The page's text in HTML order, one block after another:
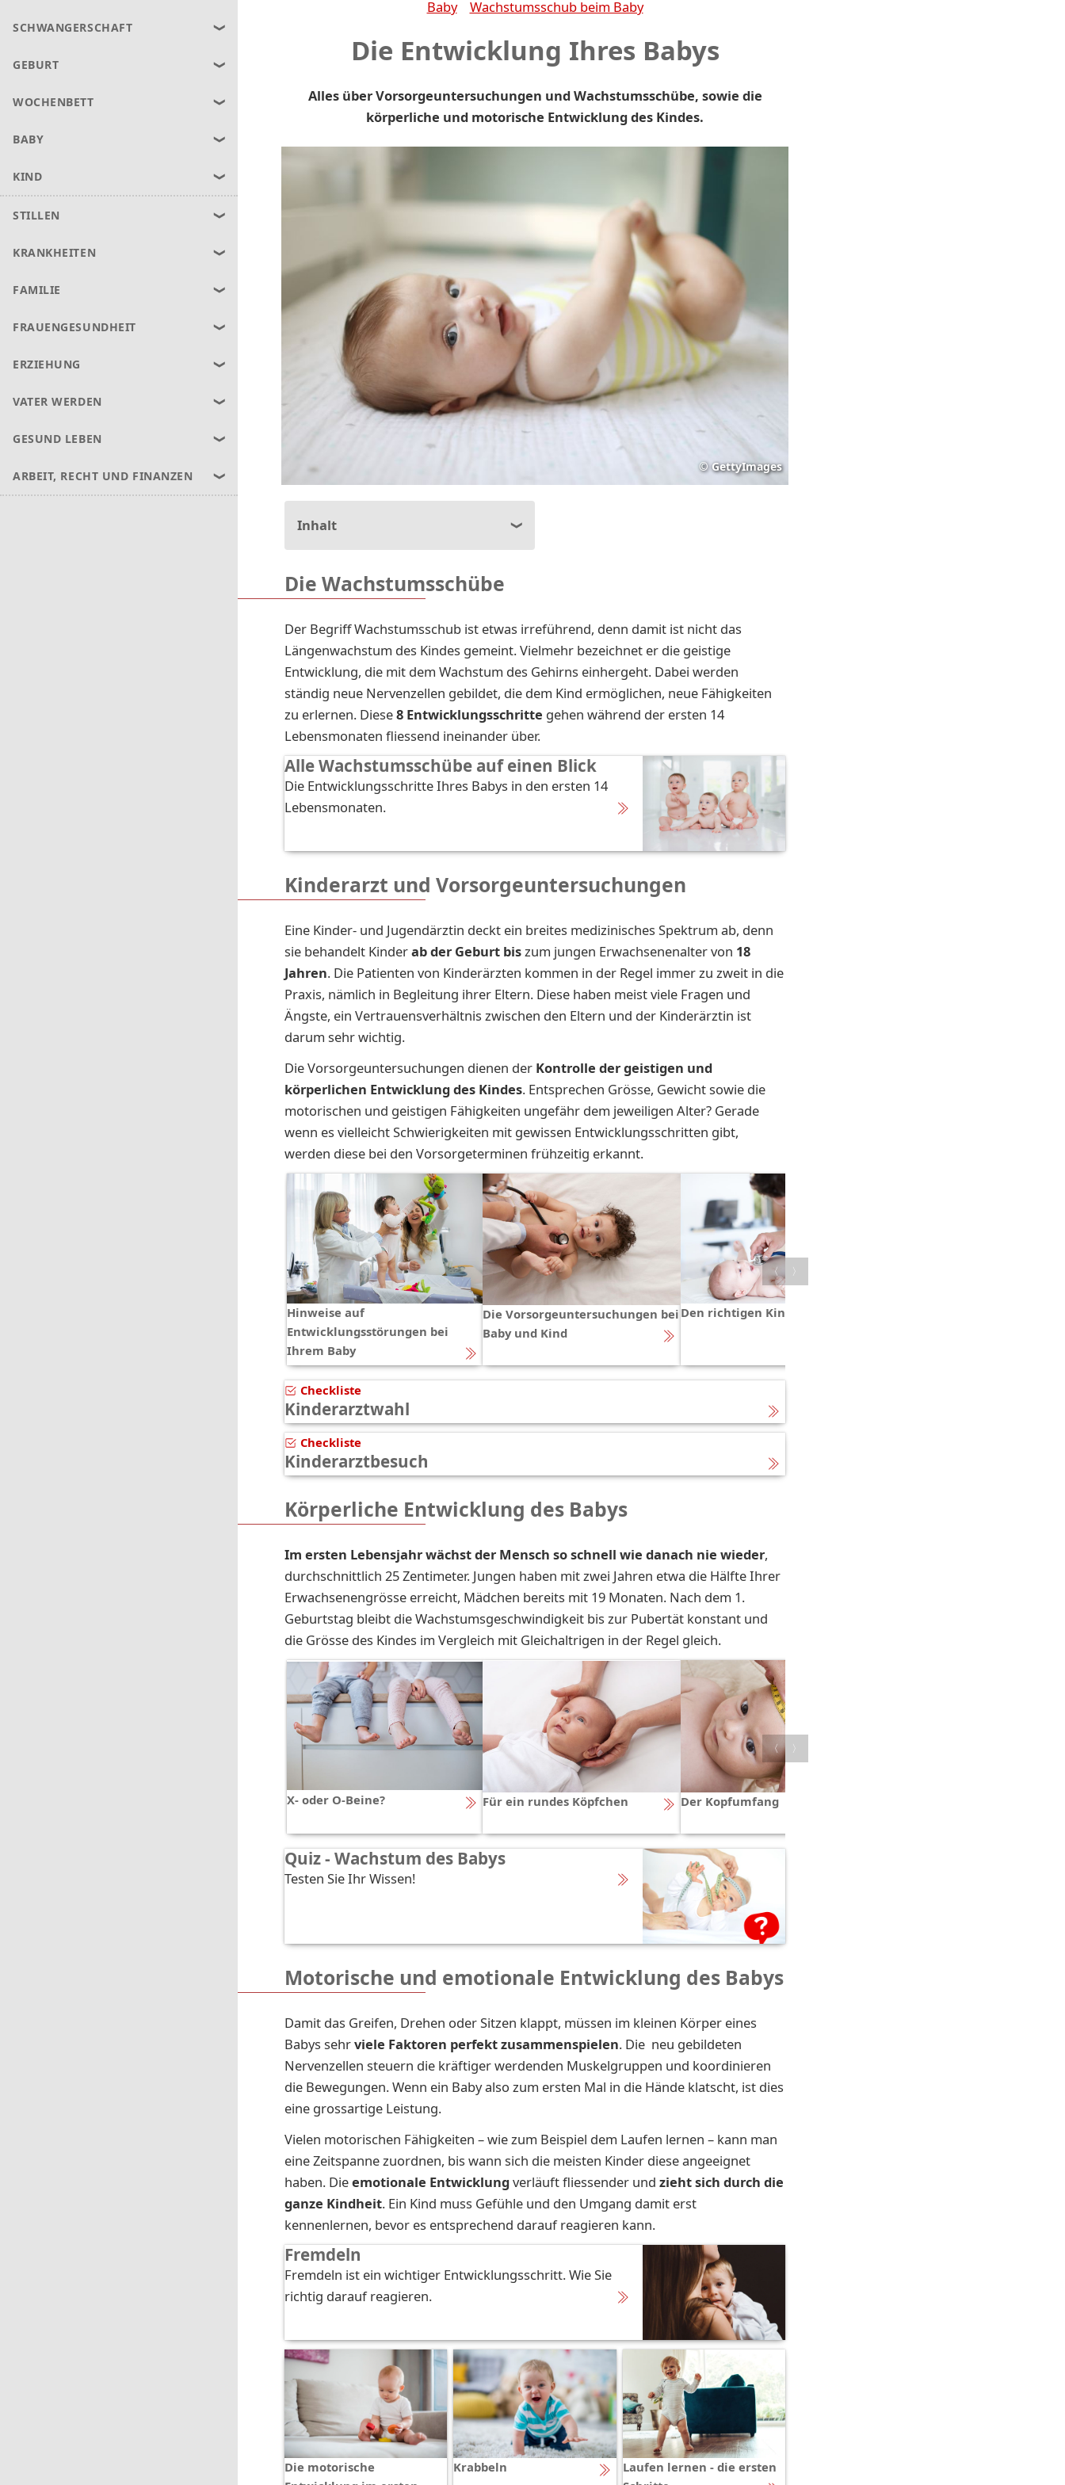
SCHWANGERSCHAFT
GEBURT
WOCHENBETT
BABY
KIND
STILLEN
KRANKHEITEN
FAMILIE
FRAUENGESUNDHEIT
ERZIEHUNG
VATER WERDEN
GESUND LEBEN
ARBEIT, RECHT UND FINANZEN
Baby Wachstumsschub beim Baby
Die Entwicklung Ihres Babys
Alles über Vorsorgeuntersuchungen und Wachstumsschübe, sowie die
körperliche und motorische Entwicklung des Kindes.
© GettyImages
Inhalt
Die Wachstumsschübe
Der Begriff Wachstumsschub ist etwas irreführend, denn damit ist nicht das
Längenwachstum des Kindes gemeint. Vielmehr bezeichnet er die geistige
Entwicklung, die mit dem Wachstum des Gehirns einhergeht. Dabei werden
ständig neue Nervenzellen gebildet, die dem Kind ermöglichen, neue Fähigkeiten
zu erlernen. Diese8 Entwicklungsschritte gehen während der ersten 14
Lebensmonaten fliessend ineinander über.
Alle Wachstumsschübe auf einen Blick
Die Entwicklungsschritte Ihres Babys in den ersten 14
Lebensmonaten.
Kinderarzt und Vorsorgeuntersuchungen
Eine Kinder- und Jugendärztin deckt ein breites medizinisches Spektrum ab, denn
sie behandelt Kinderab der Geburt biszum jungen Erwachsenenalter von 18
Jahren. Die Patienten von Kinderärzten kommen in der Regel immer zu zweit in die
Praxis, nämlich in Begleitung ihrer Eltern. Diese haben meist viele Fragen und
Ängste, ein Vertrauensverhältnis zwischen den Eltern und der Kinderärztin ist
darum sehr wichtig.
Die Vorsorgeuntersuchungen dienen der Kontrolle der geistigen und
körperlichen Entwicklung des Kindes. Entsprechen Grösse, Gewicht sowie die
motorischen und geistigen Fähigkeiten ungefähr dem jeweiligen Alter? Gerade
wenn es vielleicht Schwierigkeiten mit gewissen Entwicklungsschritten gibt,
werden diese bei den Vorsorgeterminen frühzeitig erkannt.
Hinweise auf
Entwicklungsstörungen bei
Ihrem Baby
Die Vorsorgeuntersuchungen bei
Baby und Kind
Den richtigen Kinderarzt finden
〈 〉
Checkliste
Kinderarztwahl
Checkliste
Kinderarztbesuch
Körperliche Entwicklung des Babys
Im ersten Lebensjahr wächst der Mensch so schnell wie danach nie wieder,
durchschnittlich 25 Zentimeter. Jungen haben mit zwei Jahren etwa die Hälfte Ihrer
Erwachsenengrösse erreicht, Mädchen bereits mit 19 Monaten. Nach dem 1.
Geburtstag bleibt die Wachstumsgeschwindigkeit bis zur Pubertät konstant und
die Grösse des Kindes im Vergleich mit Gleichaltrigen in der Regel gleich.
X- oder O-Beine? Für ein rundes Köpfchen Der Kopfumfang
〈 〉
Quiz - Wachstum des Babys
Testen Sie Ihr Wissen!
Motorische und emotionale Entwicklung des Babys
Damit das Greifen, Drehen oder Sitzen klappt, müssen im kleinen Körper eines
Babys sehrviele Faktoren perfekt zusammenspielen. Die neu gebildeten
Nervenzellen steuern die kräftiger werdenden Muskelgruppen und koordinieren
die Bewegungen. Wenn ein Baby also zum ersten Mal in die Hände klatscht, ist dies
eine grossartige Leistung.
Vielen motorischen Fähigkeiten – wie zum Beispiel dem Laufen lernen – kann man
eine Zeitspanne zuordnen, bis wann sich die meisten Kinder diese angeeignet
haben. Dieemotionale Entwicklungverläuft fliessender und zieht sich durch die
ganze Kindheit. Ein Kind muss Gefühle und den Umgang damit erst
kennenlernen, bevor es entsprechend darauf reagieren kann.
Fremdeln
Fremdeln ist ein wichtiger Entwicklungsschritt. Wie Sie
richtig darauf reagieren.
Die motorische
Krabbeln
Laufen lernen - die ersten